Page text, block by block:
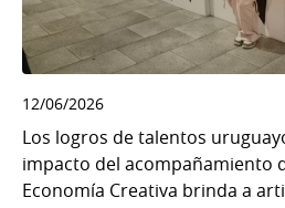
12/06/2026
Los logros de talentos
impacto del acompañamiento
Economía Creativa brinda a